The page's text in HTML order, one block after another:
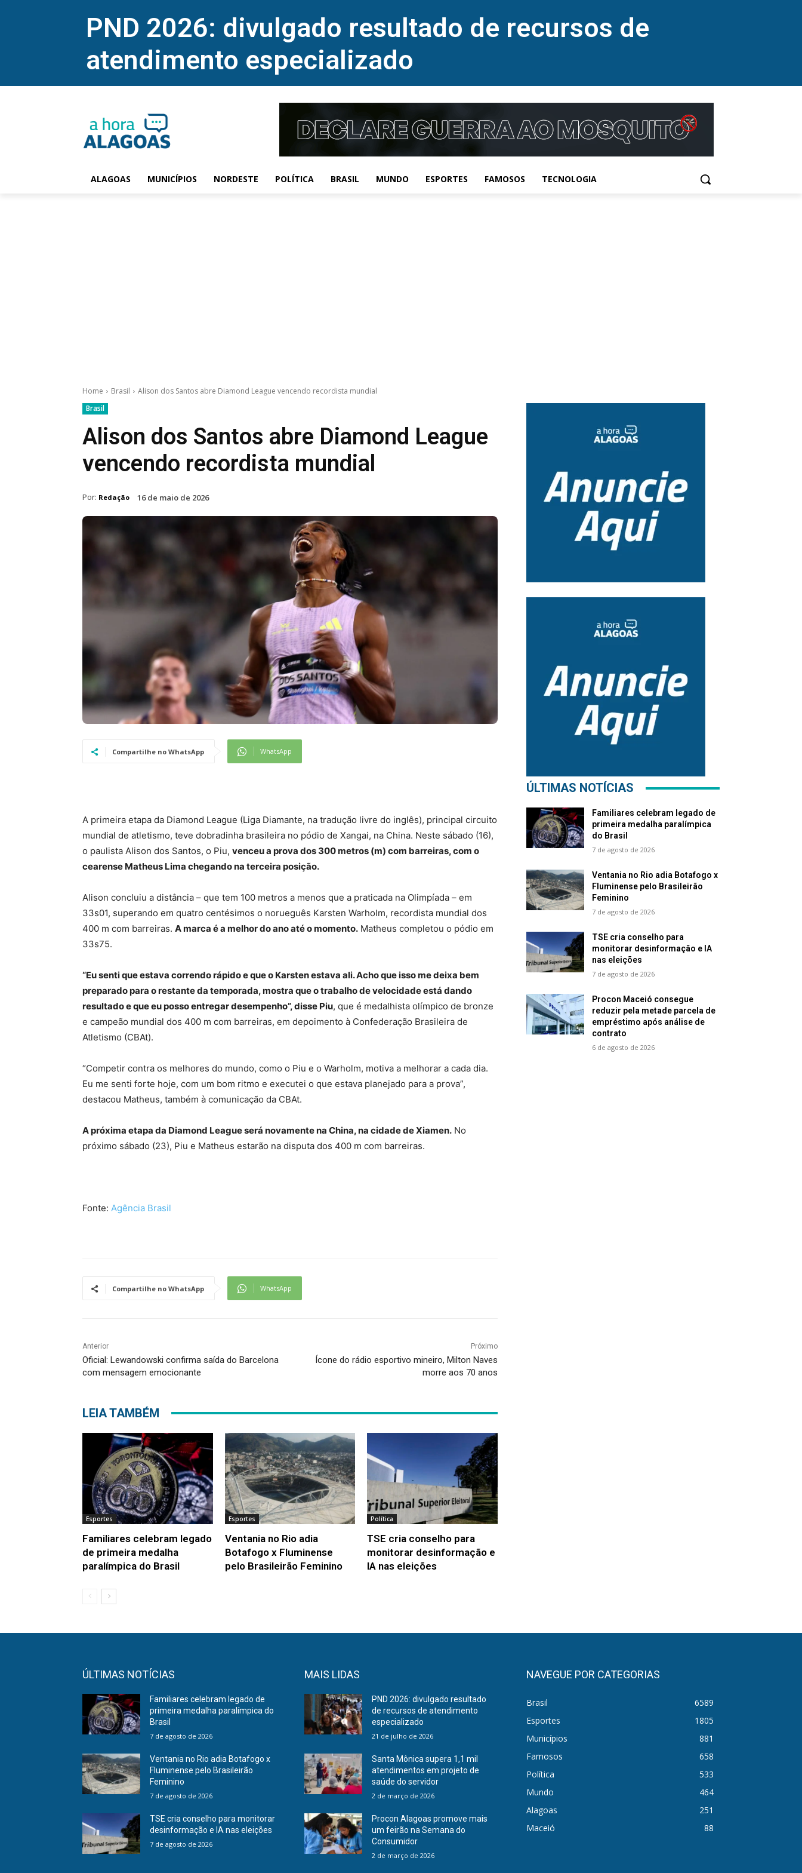
PND 2026: divulgado resultado de recursos de
atendimento especializado
ALAGOAS MUNICÍPIOS NORDESTE POLÍTICA BRASIL MUNDO ESPORTES FAMOSOS TECNOLOGIA
Home Brasil
Alison dos Santos abre Diamond League vencendo recordista mundial
Brasil
Alison dos Santos abre Diamond League
vencendo recordista mundial
Por: Redação 16 de maio de 2026
Compartilhe no WhatsApp WhatsApp
A primeira etapa da Diamond League (Liga Diamante, na tradução livre do inglês), principal circuito
mundial de atletismo, teve dobradinha brasileira no pódio de Xangai, na China. Neste sábado (16),
o paulista Alison dos Santos, o Piu, venceu a prova dos 300 metros (m) com barreiras, com o
cearense Matheus Lima chegando na terceira posição.
Alison concluiu a distância – que tem 100 metros a menos que a praticada na Olimpíada – em
33s01, superando em quatro centésimos o norueguês Karsten Warholm, recordista mundial dos
400 m com barreiras. A marca é a melhor do ano até o momento. Matheus completou o pódio em
33s75.
“Eu senti que estava correndo rápido e que o Karsten estava ali. Acho que isso me deixa bem
preparado para o restante da temporada, mostra que o trabalho de velocidade está dando
resultado e que eu posso entregar desempenho”, disse Piu, que é medalhista olímpico de bronze
e campeão mundial dos 400 m com barreiras, em depoimento à Confederação Brasileira de
Atletismo (CBAt).
“Competir contra os melhores do mundo, como o Piu e o Warholm, motiva a melhorar a cada dia.
Eu me senti forte hoje, com um bom ritmo e executei o que estava planejado para a prova”,
destacou Matheus, também à comunicação da CBAt.
A próxima etapa da Diamond League será novamente na China, na cidade de Xiamen. No
próximo sábado (23), Piu e Matheus estarão na disputa dos 400 m com barreiras.
Fonte: Agência Brasil
Compartilhe no WhatsApp WhatsApp
Anterior
Oficial: Lewandowski confirma saída do Barcelona
com mensagem emocionante
Próximo
Ícone do rádio esportivo mineiro, Milton Naves
morre aos 70 anos
LEIA TAMBÉM
Esportes
Familiares celebram legado
de primeira medalha
paralímpica do Brasil
Esportes
Ventania no Rio adia
Botafogo x Fluminense
pelo Brasileirão Feminino
Política
TSE cria conselho para
monitorar desinformação e
IA nas eleições
ÚLTIMAS NOTÍCIAS
Familiares celebram legado de
primeira medalha paralímpica
do Brasil
7 de agosto de 2026
Ventania no Rio adia Botafogo x
Fluminense pelo Brasileirão
Feminino
7 de agosto de 2026
TSE cria conselho para
monitorar desinformação e IA
nas eleições
7 de agosto de 2026
Procon Maceió consegue
reduzir pela metade parcela de
empréstimo após análise de
contrato
6 de agosto de 2026
ÚLTIMAS NOTÍCIAS
Familiares celebram legado de
primeira medalha paralímpica do
Brasil
7 de agosto de 2026
Ventania no Rio adia Botafogo x
Fluminense pelo Brasileirão
Feminino
7 de agosto de 2026
TSE cria conselho para monitorar
desinformação e IA nas eleições
7 de agosto de 2026
MAIS LIDAS
PND 2026: divulgado resultado
de recursos de atendimento
especializado
21 de julho de 2026
Santa Mônica supera 1,1 mil
atendimentos em projeto de
saúde do servidor
2 de março de 2026
Procon Alagoas promove mais
um feirão na Semana do
Consumidor
2 de março de 2026
NAVEGUE POR CATEGORIAS
Brasil
6589
Esportes
1805
Municípios
881
Famosos
658
Política
533
Mundo
464
Alagoas
251
Maceió
88